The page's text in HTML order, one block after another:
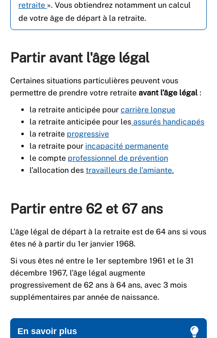
retraite ». Vous obtiendrez notamment un calcul
de votre âge de départ à la retraite.
Partir avant l'âge légal
Certaines situations particulières peuvent vous
permettre de prendre votre retraite avant l’âge légal :
la retraite anticipée pour carrière longue
la retraite anticipée pour les assurés handicapés
la retraite progressive
la retraite pour incapacité permanente
le compte professionnel de prévention
l’allocation des travailleurs de l’amiante.
Partir entre 62 et 67 ans
L’âge légal de départ à la retraite est de 64 ans si vous
êtes né à partir du 1er janvier 1968.
Si vous êtes né entre le 1er septembre 1961 et le 31
décembre 1967, l’âge légal augmente
progressivement de 62 ans à 64 ans, avec 3 mois
supplémentaires par année de naissance.
En savoir plus